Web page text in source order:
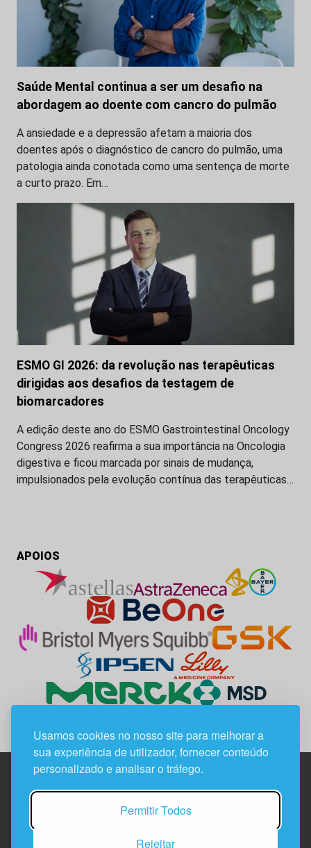
Usamos cookies no nosso site para melhorar a
sua experiência de utilizador, fornecer conteúdo
personalizado e analisar o tráfego.
Permitir Todos
Rejeitar
Saúde Mental continua a ser um desafio na
abordagem ao doente com cancro do pulmão
A ansiedade e a depressão afetam a maioria dos
doentes após o diagnóstico de cancro do pulmão, uma
patologia ainda conotada como uma sentença de morte
a curto prazo. Em…
ESMO GI 2026: da revolução nas terapêuticas
dirigidas aos desafios da testagem de
biomarcadores
A edição deste ano do ESMO Gastrointestinal Oncology
Congress 2026 reafirma a sua importância na Oncologia
digestiva e ficou marcada por sinais de mudança,
impulsionados pela evolução contínua das terapêuticas…
APOIOS
Edif. Lisboa Oriente | Av. Infante D. Henrique, n.º 333H, esc.
1800-282 Lisboa | Portugal